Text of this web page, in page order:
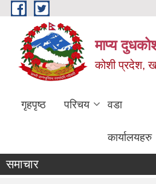
Skip to main content
माप्य
कोशी प्रदेश,
गृहपृष्ठ परिचय वडा
कार्यालयहरु
समाचार